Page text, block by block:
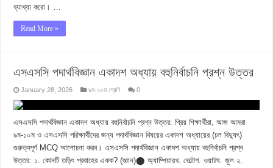
ব্যাখ্যা করো। …
Read More »
এসএসসি পদার্থবিজ্ঞান একাদশ অধ্যায় বহুনির্বাচনি প্রশ্ন উত্তর
January 28, 2026 ৯ম-১০ম শ্রেণি 0
এসএসসি পদার্থবিজ্ঞান একাদশ অধ্যায় বহুনির্বাচনি প্রশ্ন উত্তর: প্রিয় শিক্ষার্থীরা, আজ আমরা
৯ম-১০ম ও এসএসসি পরিক্ষার্থীদের জন্য পদার্থবিজ্ঞান বিষয়ের একাদশ অধ্যায়ের (চল বিদ্যুৎ)
গুরুত্বপূর্ণ MCQ আলোচনা করব। এসএসসি পদার্থবিজ্ঞান একাদশ অধ্যায় বহুনির্বাচনি প্রশ্ন
উত্তর: ১. কোনটি তড়িৎ প্রবাহের একক? (জ্ঞান)⬤ অ্যাম্পিয়ারখ. ভোল্টগ. ওয়াটঘ. জুল ২.